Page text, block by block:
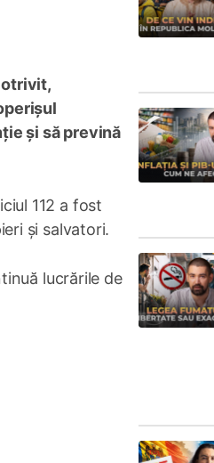
și să prevină
112 a fost
și salvatori.
lucrările de